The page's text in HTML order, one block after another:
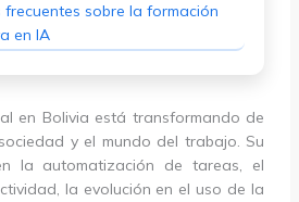
frecuentes sobre la formación
en IA
en Bolivia está transformando de
y el mundo del trabajo. Su
la automatización de tareas, el
la evolución en el uso de la